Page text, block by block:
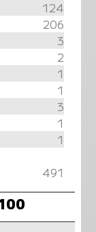
124
206
3
2
1
1
3
1
1
491